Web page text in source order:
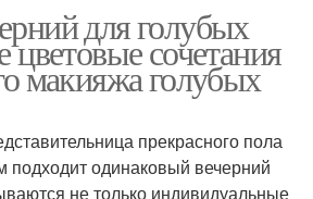
для голубых
цветовые сочетания
макияжа голубых
прекрасного пола
подходит одинаковый вечерний
не только индивидуальные